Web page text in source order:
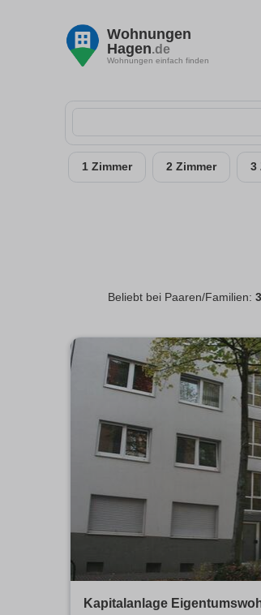
Wohnungen
Hagen.de
Wohnungen einfach finden
1 Zimmer 2 Zimmer 3
Beliebt bei Paaren/Familien:
Kapitalanlage